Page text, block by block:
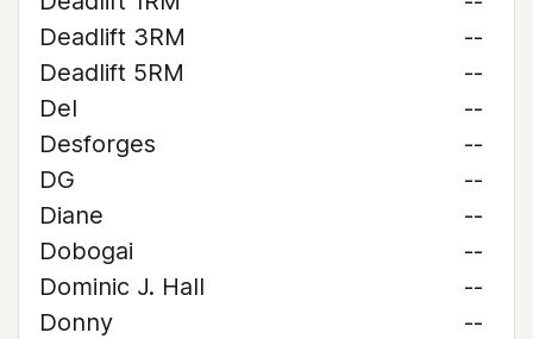
Deadlift 3RM
--
Deadlift 5RM
--
Del
--
Desforges
--
DG
--
Diane
--
Dobogai
--
Dominic J. Hall
--
Donny
--